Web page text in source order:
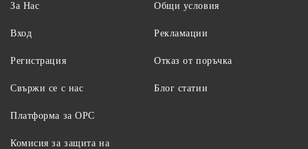
За Нас
Вход
Регистрация
Свържи се с нас
Общи условия
Рекламации
Отказ от поръчка
Блог статии
Платформа за ОРС
Комисия за защита на